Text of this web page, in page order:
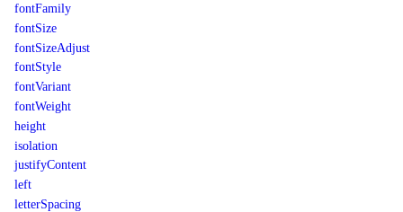
fontFamily
fontSize
fontSizeAdjust
fontStyle
fontVariant
fontWeight
height
isolation
justifyContent
left
letterSpacing